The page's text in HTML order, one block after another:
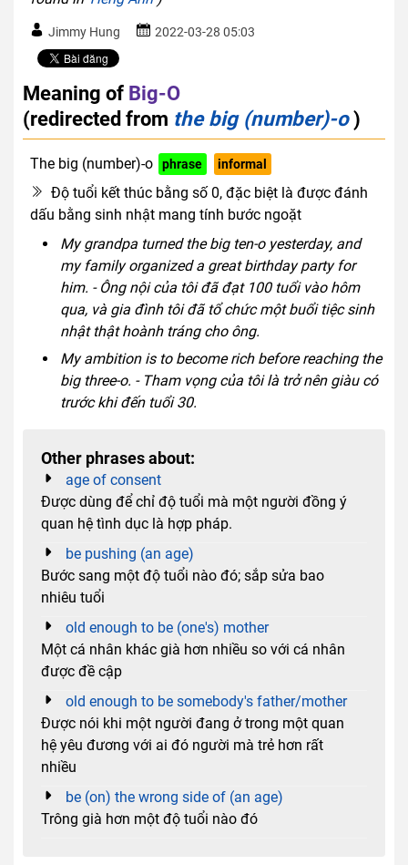
Jimmy Hung 2022-03-28 05:03
Meaning of Big-O
(redirected from the big (number)-o)
The big (number)-o phrase informal
Độ tuổi kết thúc bằng số 0, đặc biệt là được đánh
dấu bằng sinh nhật mang tính bước ngoặt
My grandpa turned the big ten-o yesterday, and
my family organized a great birthday party for
him. - Ông nội của tôi đã đạt 100 tuổi vào hôm
qua, và gia đình tôi đã tổ chức một buổi tiệc sinh
nhật thật hoành tráng cho ông.
My ambition is to become rich before reaching the
big three-o. - Tham vọng của tôi là trở nên giàu có
trước khi đến tuổi 30.
Other phrases about:
age of consent
Được dùng để chỉ độ tuổi mà một người đồng ý
quan hệ tình dục là hợp pháp.
be pushing (an age)
Bước sang một độ tuổi nào đó; sắp sửa bao
nhiêu tuổi
old enough to be (one's) mother
Một cá nhân khác già hơn nhiều so với cá nhân
được đề cập
old enough to be somebody's father/mother
Được nói khi một người đang ở trong một quan
hệ yêu đương với ai đó người mà trẻ hơn rất
nhiều
be (on) the wrong side of (an age)
Trông già hơn một độ tuổi nào đó